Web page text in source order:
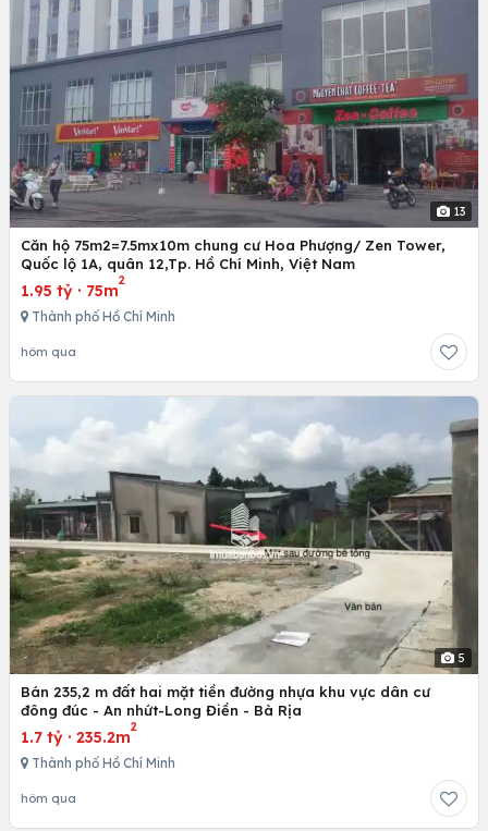
13
Căn hộ 75m2=7.5mx10m chung cư Hoa Phượng/ Zen Tower,
Quốc lộ 1A, quân 12,Tp. Hồ Chí Minh, Việt Nam
1.95 tỷ · 75m
2
Thành phố Hồ Chí Minh
hôm qua
5
Bán 235,2 m đất hai mặt tiền đường nhựa khu vực dân cư
đông đúc - An nhứt-Long Điền - Bà Rịa
1.7 tỷ · 235.2m
2
Thành phố Hồ Chí Minh
hôm qua